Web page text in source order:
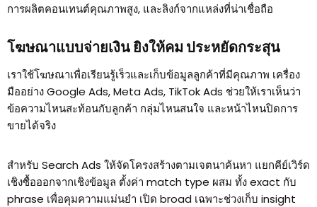
การผลิตคอนเทนต์คุณภาพสูง, และลิงก์จากแหล่งที่น่าเชื่อถือ
โฆษณาแบบจ่ายเงิน ยิงให้คม ประหยัดกระสุน
เราใช้โฆษณาเพื่อเรียนรู้เร็วและเก็บข้อมูลลูกค้าที่มีคุณภาพ เครื่อง
มืออย่าง Google Ads, Meta Ads, TikTok Ads ช่วยให้เราเห็นว่า
ข้อความไหนสะท้อนกับลูกค้า กลุ่มไหนสนใจ และหน้าไหนปิดการ
ขายได้จริง
สำหรับ Search Ads ให้จัดโครงสร้างตามเจตนาค้นหา แยกคีย์เวิร์ด
เชิงซื้อออกจากเชิงข้อมูล ตั้งค่า match type ผสม ทั้ง exact กับ
phrase เพื่อคุมความแม่นยำ เปิด broad เฉพาะช่วงเก็บ insight